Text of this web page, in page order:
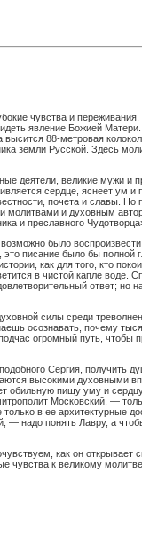
чувства и переживания.
явление Божией
88-метровая
земли Русской. Здесь
деятели, великие мужи и
сердце, яснеет ум и
почета и славы. Но
молитвами и духовным
и преславного
было
писание было бы полной
как для того, кто
в чистой капле воде.
ответ; но
силы среди
осознавать, почему
огромный путь, чтобы
Сергия, получить
высокими духовными
обильную пищу уму и
Московский, —
в ее архитектурные
надо понять Лавру, а
как он открывает
чувства к великому